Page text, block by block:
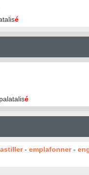
é
é
- emplafonner-